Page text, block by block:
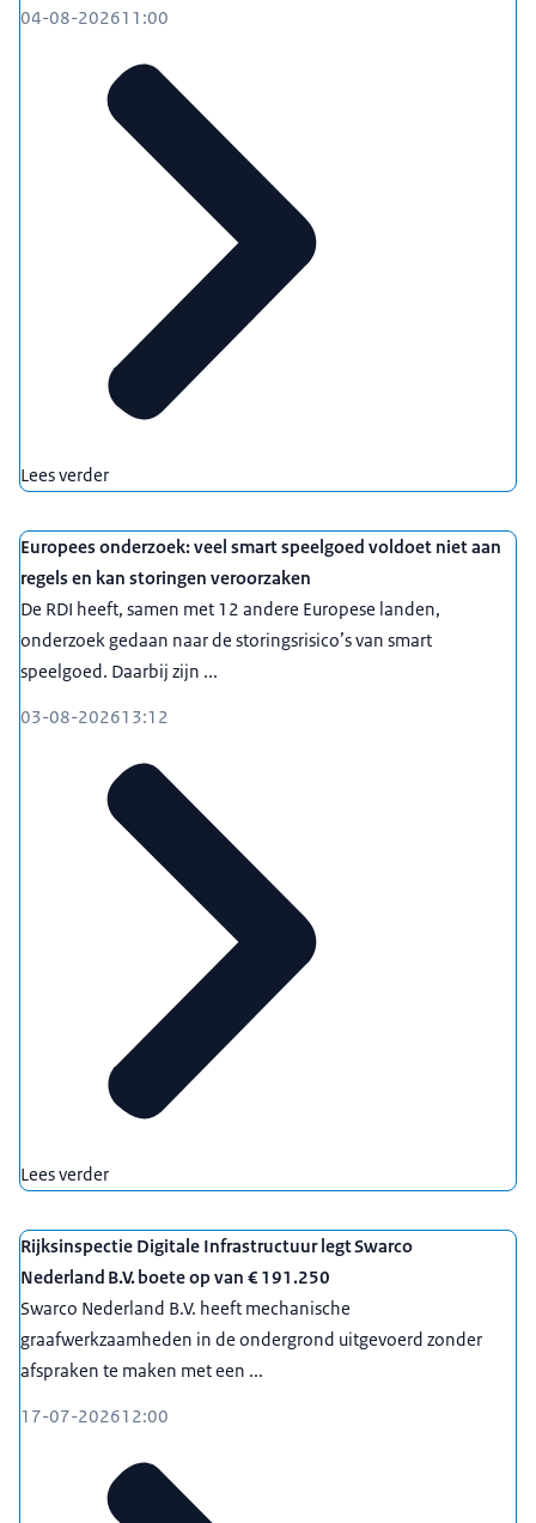
04-08-202611:00
Lees verder
Europees onderzoek: veel smart speelgoed voldoet niet aan
regels en kan storingen veroorzaken
De RDI heeft, samen met 12 andere Europese landen,
onderzoek gedaan naar de storingsrisico’s van smart
speelgoed. Daarbij zijn ...
03-08-202613:12
Lees verder
Rijksinspectie Digitale Infrastructuur legt Swarco
Nederland B.V. boete op van € 191.250
Swarco Nederland B.V. heeft mechanische
graafwerkzaamheden in de ondergrond uitgevoerd zonder
afspraken te maken met een ...
17-07-202612:00